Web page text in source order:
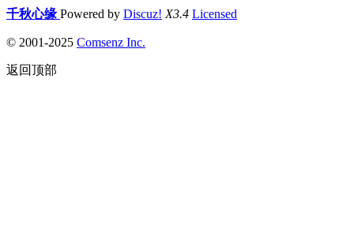
千秋心缘 Powered by Discuz! X3.4 Licensed
© 2001-2025 Comsenz Inc.
返回顶部